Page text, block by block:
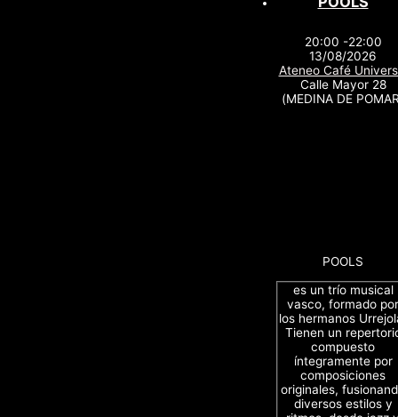
20:00 -22:00
13/08/2026
Ateneo Café
Calle Mayor 28
(MEDINA DE
POOLS
es un trío musical
vasco, formado por
los hermanos
Tienen un
compuesto
íntegramente por
composiciones
originales,
diversos estilos y